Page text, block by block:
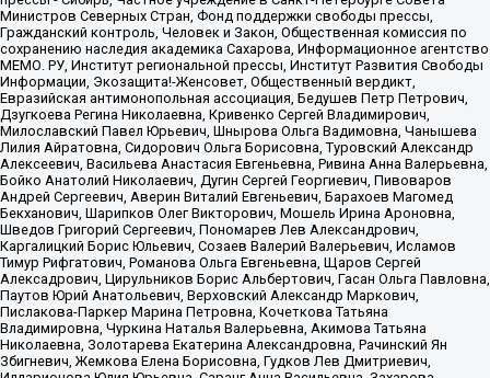
Министров Северных Стран, Фонд поддержки свободы прессы,
Гражданский контроль, Человек и Закон, Общественная комиссия по
сохранению наследия академика Сахарова, Информационное агентство
МЕМО. РУ, Институт региональной прессы, Институт Развития Свободы
Информации, Экозащита!-Женсовет, Общественный вердикт,
Евразийская антимонопольная ассоциация, Бедушев Петр Петрович,
Дзугкоева Регина Николаевна, Кривенко Сергей Владимирович,
Милославский Павел Юрьевич, Шнырова Ольга Вадимовна, Чанышева
Лилия Айратовна, Сидорович Ольга Борисовна, Туровский Александр
Алексеевич, Васильева Анастасия Евгеньевна, Ривина Анна Валерьевна,
Бойко Анатолий Николаевич, Дугин Сергей Георгиевич, Пивоваров
Андрей Сергеевич, Аверин Виталий Евгеньевич, Барахоев Магомед
Бекханович, Шарипков Олег Викторович, Мошель Ирина Ароновна,
Шведов Григорий Сергеевич, Пономарев Лев Александрович,
Каргалицкий Борис Юльевич, Созаев Валерий Валерьевич, Исламов
Тимур Рифгатович, Романова Ольга Евгеньевна, Щаров Сергей
Алексадрович, Цирульников Борис Альбертович, Гасан Ольга Павловна,
Паутов Юрий Анатольевич, Верховский Александр Маркович,
Пислакова-Паркер Марина Петровна, Кочеткова Татьяна
Владимировна, Чуркина Наталья Валерьевна, Акимова Татьяна
Николаевна, Золотарева Екатерина Александровна, Рачинский Ян
Збигневич, Жемкова Елена Борисовна, Гудков Лев Дмитриевич,